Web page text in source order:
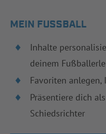
MEIN FUSSBALL
Inhalte
deinem
Favoriten
Präsentiere dich
Schiedsrichter